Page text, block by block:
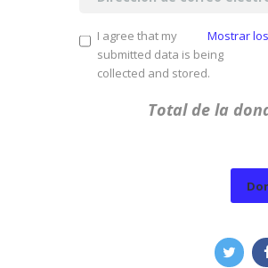
Mostrar
I agree that my
submitted data is being
collected and stored.
Total de la